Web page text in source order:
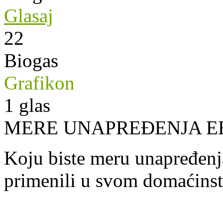
Glasaj
22
Biogas
Grafikon
1 glas
MERE UNAPREĐENJA
Koju biste meru
primenili u svom